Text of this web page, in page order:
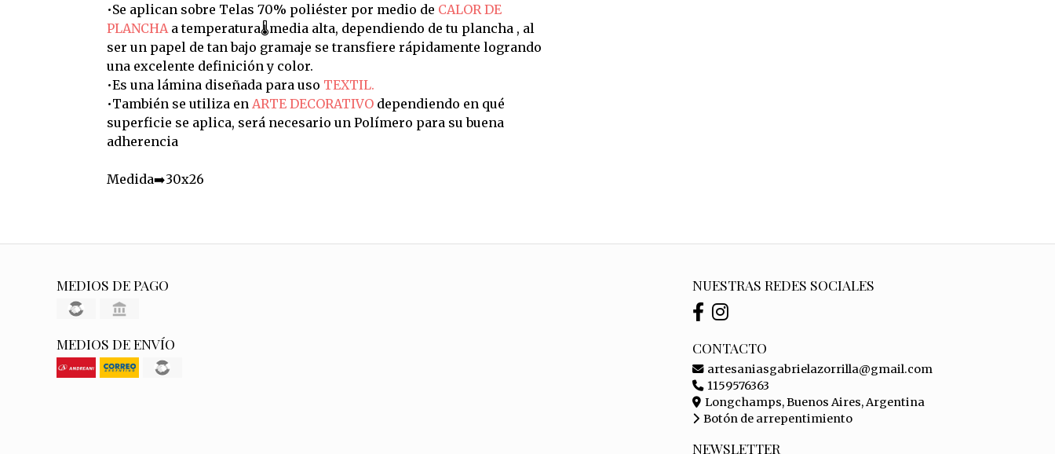
•Se aplican sobre Telas 70% poliéster por medio de CALOR DE
PLANCHA a temperatura🌡️media alta, dependiendo de tu plancha , al
ser un papel de tan bajo gramaje se transfiere rápidamente logrando
una excelente definición y color.
•Es una lámina diseñada para uso TEXTIL.
•También se utiliza en ARTE DECORATIVO dependiendo en qué
superficie se aplica, será necesario un Polímero para su buena
adherencia
Medida➡️30x26
MEDIOS DE PAGO
MEDIOS DE ENVÍO
NUESTRAS REDES SOCIALES
CONTACTO
artesaniasgabrielazorrilla@gmail.com
1159576363
Longchamps, Buenos Aires, Argentina
Botón de arrepentimiento
NEWSLETTER